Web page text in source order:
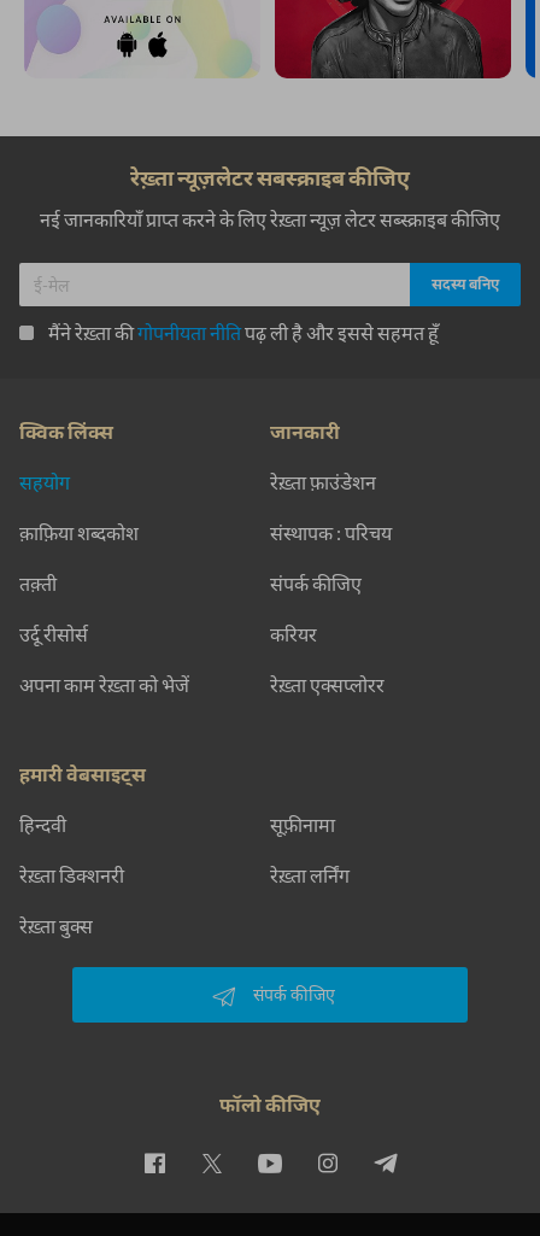
रेख़्ता न्यूज़लेटर सबस्क्राइब कीजिए
नई जानकारियाँ प्राप्त करने के लिए रेख़्ता न्यूज़ लेटर सब्स्क्राइब कीजिए
मैंने रेख़्ता कीगोपनीयता नीतिपढ़ ली है और इससे सहमत हूँ
क्विक लिंक्स
सहयोग
क़ाफ़िया शब्दकोश
तक़्ती
उर्दू रीसोर्स
अपना काम रेख़्ता को भेजें
जानकारी
रेख़्ता फ़ाउंडेशन
संस्थापक : परिचय
संपर्क कीजिए
करियर
रेख़्ता एक्सप्लोरर
हमारी वेबसाइट्स
हिन्दवी सूफ़ीनामा
रेख़्ता डिक्शनरी रेख़्ता लर्निंग
रेख़्ता बुक्स
संपर्क कीजिए
फॉलो कीजिए